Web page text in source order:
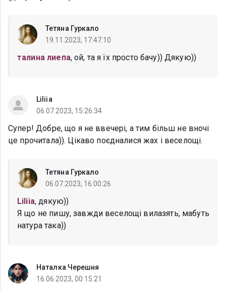
Тетяна Гуркало
19.11.2023, 17:47:10
талина лиепа, ой, та я їх просто бачу)) Дякую))
Liliia
06.07.2023, 15:26:34
Супер! Добре, що я не ввечері, а тим більш не вночі
це прочитала)). Цікаво поєдналися жах і веселощі.
Тетяна Гуркало
06.07.2023, 16:00:26
Liliia, дякую))
Я що не пишу, завжди веселощі вилазять, мабуть
натура така))
Наталка Черешня
16.06.2023, 00:15:21